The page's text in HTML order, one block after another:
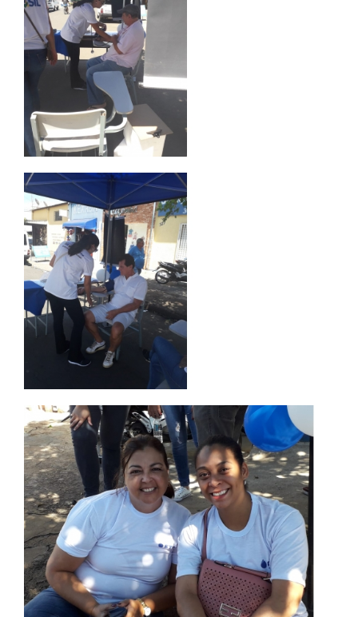
REGULAMENTOS
REGIMENTOS
RELATÓRIOS
CPA
PPC
PLANOS
RESOLUÇÕES
RELATOS
WEBMAIL
PORTAL DE ALUNOS
PORTAL DE PROFESSORES/ACADÊMICO
UNIESP
CONTATO